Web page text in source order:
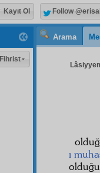
Arama
ı
Fihrist
Kayıt Ol Follow